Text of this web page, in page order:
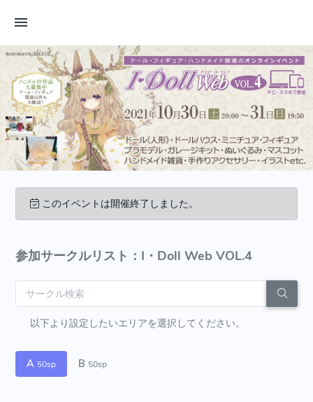
このイベントは開催終了しました。
参加サークルリスト：I・Doll Web VOL.4
以下より設定したいエリアを選択してください。
A 50sp B 50sp